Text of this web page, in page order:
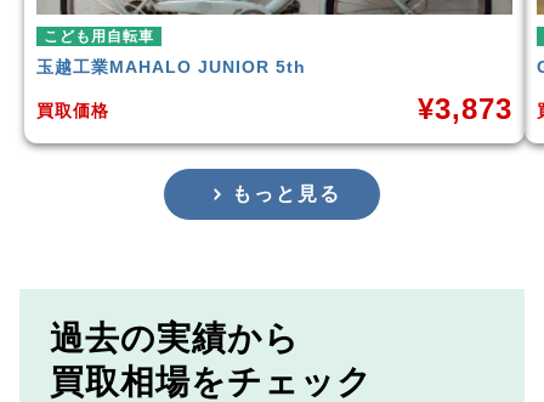
こども用自転車
玉越工業MAHALO JUNIOR 5th
買取価格 ¥3,873
もっと見る
過去の実績から
買取相場をチェック